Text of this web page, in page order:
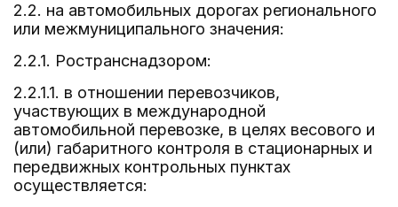
2.2. на автомобильных дорогах регионального
или межмуниципального значения:
2.2.1. Ространснадзором:
2.2.1.1. в отношении перевозчиков,
участвующих в международной
автомобильной перевозке, в целях весового и
(или) габаритного контроля в стационарных и
передвижных контрольных пунктах
осуществляется: